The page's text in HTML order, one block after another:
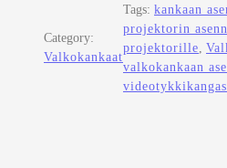
,
1
Category:
Valkokankaat
Tags: kankaan
projektorin
projektorille
valkokankaan
videotykkikangas